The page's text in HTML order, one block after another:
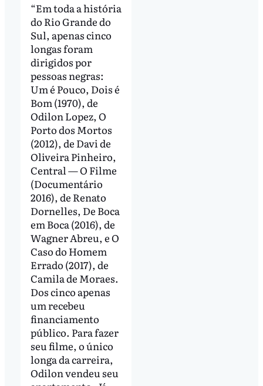
“Em toda a história
do Rio Grande do
Sul, apenas cinco
longas foram
dirigidos por
pessoas negras:
Um é Pouco, Dois é
Bom (1970), de
Odilon Lopez, O
Porto dos Mortos
(2012), de Davi de
Oliveira Pinheiro,
Central — O Filme
(Documentário
2016), de Renato
Dornelles, De Boca
em Boca (2016), de
Wagner Abreu, e O
Caso do Homem
Errado (2017), de
Camila de Moraes.
Dos cinco apenas
um recebeu
financiamento
público. Para fazer
seu filme, o único
longa da carreira,
Odilon vendeu seu